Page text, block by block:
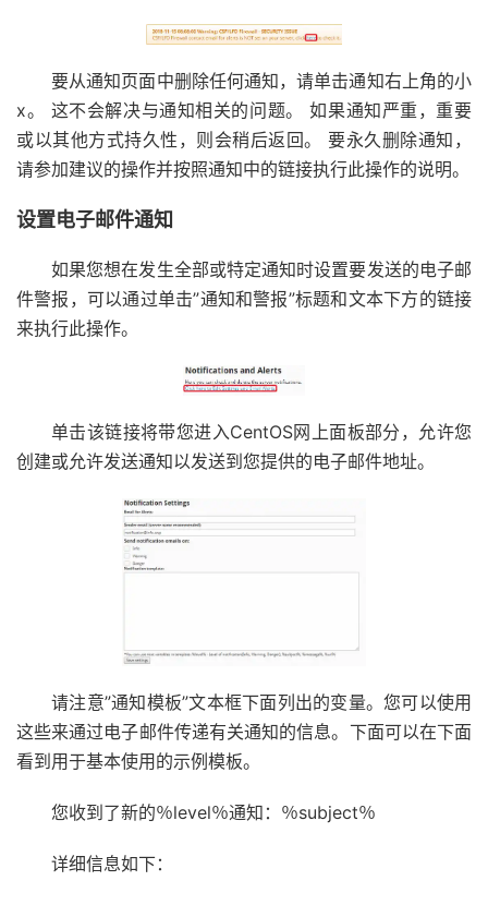
要从通知页面中删除任何通知，请单击通知右上角的小
x。 这不会解决与通知相关的问题。 如果通知严重，重要
或以其他方式持久性，则会稍后返回。 要永久删除通知，
请参加建议的操作并按照通知中的链接执行此操作的说明。
设置电子邮件通知
如果您想在发生全部或特定通知时设置要发送的电子邮
件警报，可以通过单击”通知和警报”标题和文本下方的链接
来执行此操作。
单击该链接将带您进入CentOS网上面板部分，允许您
创建或允许发送通知以发送到您提供的电子邮件地址。
请注意”通知模板”文本框下面列出的变量。您可以使用
这些来通过电子邮件传递有关通知的信息。下面可以在下面
看到用于基本使用的示例模板。
您收到了新的％level％通知：％subject％
详细信息如下：